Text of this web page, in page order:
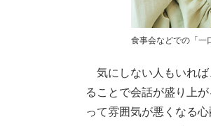
食事会などでの「一
気にしない人もいれば
ることで会話が盛り上
って雰囲気が悪くなる